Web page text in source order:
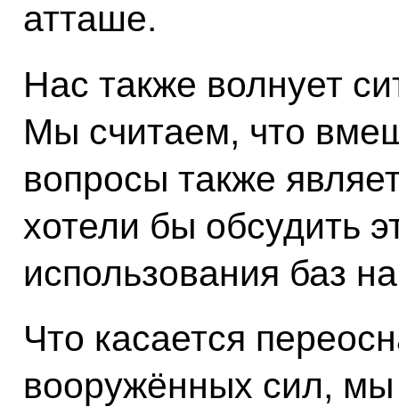
атташе.
Нас также волнует
Мы считаем, что
вопросы также
хотели бы обсудить
использования баз
Что касается
вооружённых сил,